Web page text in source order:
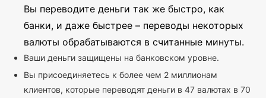
Вы переводите деньги так же быстро, как
банки, и даже быстрее – переводы некоторых
валюты обрабатываются в считанные минуты.
Ваши деньги защищены на банковском уровне.
Вы присоединяетесь к более чем 2 миллионам
клиентов, которые переводят деньги в 47 валютах в 70